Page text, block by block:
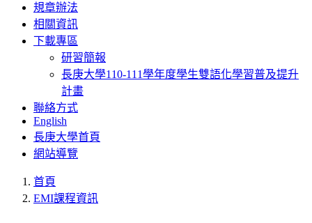
規章辦法
相關資訊
下載專區
研習簡報
長庚大學110-111學年度學生雙語化學習普及提升
計畫
聯絡方式
English
長庚大學首頁
網站導覽
首頁
EMI課程資訊